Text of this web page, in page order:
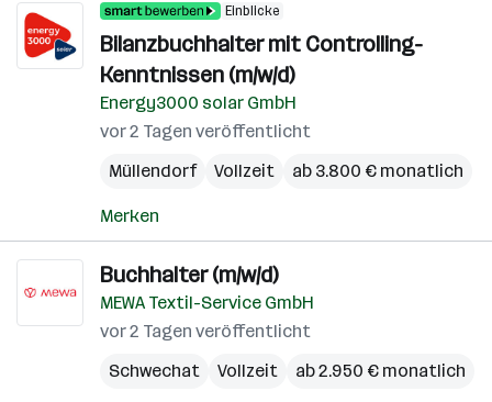
Einblicke
Bilanzbuchhalter mit Controlling-
Kenntnissen (m/w/d)
Energy3000 solar GmbH
vor 2 Tagen veröffentlicht
Müllendorf
Vollzeit ab 3.800 € monatlich
Merken
Buchhalter (m/w/d)
MEWA Textil-Service GmbH
vor 2 Tagen veröffentlicht
Schwechat
Vollzeit ab 2.950 € monatlich